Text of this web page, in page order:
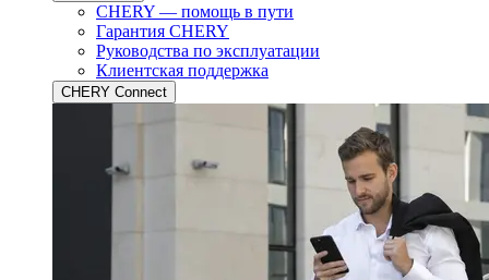
CHERY — помощь в пути
Гарантия CHERY
Руководства по эксплуатации
Клиентская поддержка
CHERY Connect